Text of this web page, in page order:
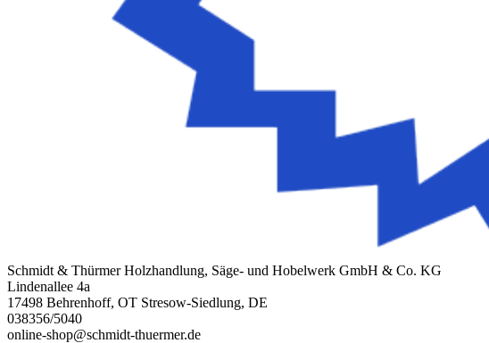
Schmidt & Thürmer Holzhandlung, Säge- und Hobelwerk GmbH & Co. KG
Lindenallee 4a
17498 Behrenhoff, OT Stresow-Siedlung, DE
038356/5040
online-shop@schmidt-thuermer.de